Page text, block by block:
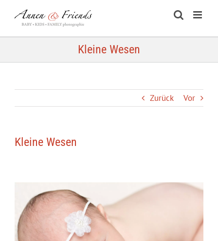
Inhalt
Kleine Wesen
Zurück Vor
Kleine Wesen